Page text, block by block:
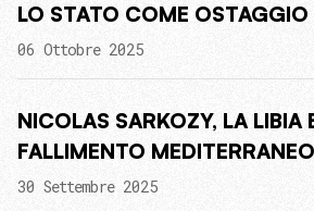
LO STATO COME OSTAGGIO
06 Ottobre 2025
NICOLAS SARKOZY, LA LIBIA
FALLIMENTO MEDITERRANEO
30 Settembre 2025